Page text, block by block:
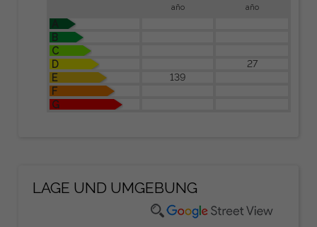
año año
A
B
C
D
27
E
139
F
G
LAGE UND UMGEBUNG